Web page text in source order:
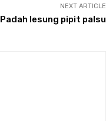
NEXT ARTICLE
Padah lesung pipit palsu